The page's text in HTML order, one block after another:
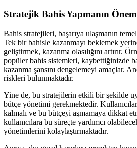
Stratejik Bahis Yapmanın
Bahis stratejileri, başarıya ulaşmanın
Tek bir bahisle kazanmayı beklemek
geliştirmek, kazanma olasılığını artırır.
popüler bahis sistemleri, kaybettiğinizde
kazanma şansını dengelemeyi amaçlar.
riskleri bulunmaktadır.
Yine de, bu stratejilerin etkili bir şekilde
bütçe yönetimi gerekmektedir.
kalmalı ve bu bütçeyi aşmamaya dikkat
kullanıcılara bu süreçte yardımcı
yönetimlerini kolaylaştırmaktadır.